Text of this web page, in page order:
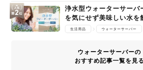
浄水型ウォーターサーバ
を気にせず美味しい水を
生活用品 ウォーターサーバー
ウォーターサーバーの
おすすめ記事一覧を見る